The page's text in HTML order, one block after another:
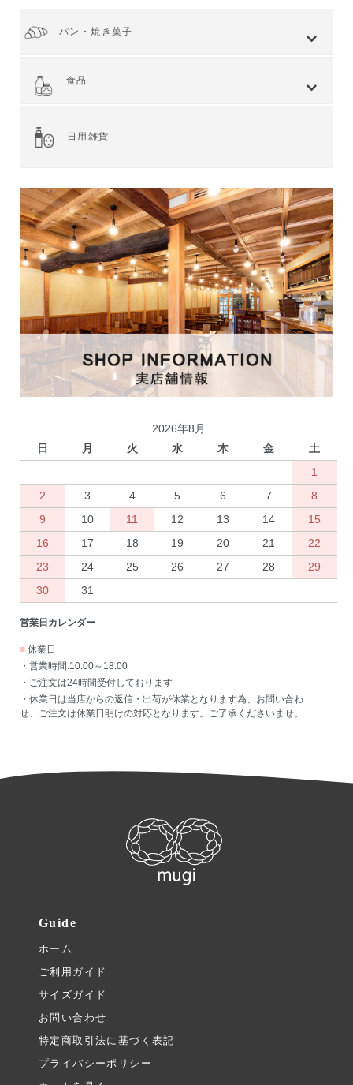
パン・焼き菓子
食品
日用雑貨
2026年8月
日
月 火 水 木 金
土
1
2
3 4 5 6 7
8
9
10 11 12 13 14
15
16
17 18 19 20 21
22
23
24 25 26 27 28
29
30
31
営業日カレンダー
■ 休業日
・営業時間:10:00～18:00
・ご注文は24時間受付しております
・休業日は当店からの返信・出荷が休業となります為、お問い合わ
せ、ご注文は休業日明けの対応となります。ご了承くださいませ。
Guide
ホーム
ご利用ガイド
サイズガイド
お問い合わせ
特定商取引法に基づく表記
プライバシーポリシー